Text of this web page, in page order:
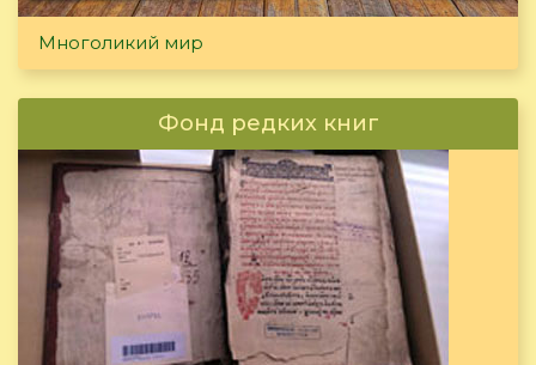
Многоликий мир
Фонд редких книг